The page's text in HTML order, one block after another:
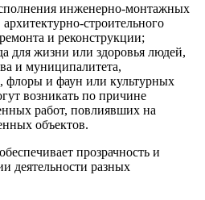
инженерно-монтажных
архитектурно-строительного
и реконструкции;
для жизни или здоровья людей,
и муниципалитета,
флоры и фаун или культурных
возникать по причине
работ, повлиявших на
объектов.
прозрачность и
деятельности разных